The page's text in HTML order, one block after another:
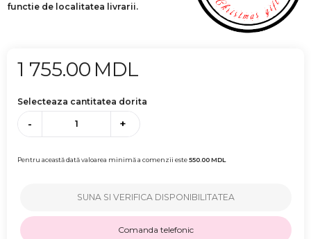
functie de localitatea livrarii.
1 755.00 MDL
Selecteaza cantitatea dorita
- +
Pentru această dată valoarea minimă a comenzii este550.00MDL
SUNA SI VERIFICA DISPONIBILITATEA
Comanda telefonic